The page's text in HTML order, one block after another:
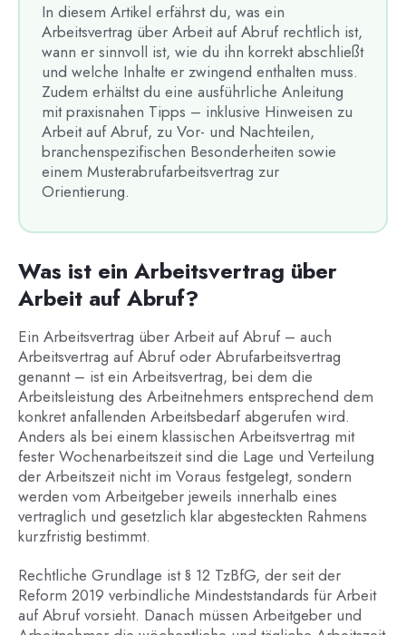
In diesem Artikel erfährst du, was ein
Arbeitsvertrag über Arbeit auf Abruf rechtlich ist,
wann er sinnvoll ist, wie du ihn korrekt abschließt
und welche Inhalte er zwingend enthalten muss.
Zudem erhältst du eine ausführliche Anleitung
mit praxisnahen Tipps – inklusive Hinweisen zu
Arbeit auf Abruf, zu Vor- und Nachteilen,
branchenspezifischen Besonderheiten sowie
einem Musterabrufarbeitsvertrag zur
Orientierung.
Was ist ein Arbeitsvertrag über
Arbeit auf Abruf?
Ein Arbeitsvertrag über Arbeit auf Abruf – auch
Arbeitsvertrag auf Abruf oder Abrufarbeitsvertrag
genannt – ist ein Arbeitsvertrag, bei dem die
Arbeitsleistung des Arbeitnehmers entsprechend dem
konkret anfallenden Arbeitsbedarf abgerufen wird.
Anders als bei einem klassischen Arbeitsvertrag mit
fester Wochenarbeitszeit sind die Lage und Verteilung
der Arbeitszeit nicht im Voraus festgelegt, sondern
werden vom Arbeitgeber jeweils innerhalb eines
vertraglich und gesetzlich klar abgesteckten Rahmens
kurzfristig bestimmt.
Rechtliche Grundlage ist § 12 TzBfG, der seit der
Reform 2019 verbindliche Mindeststandards für Arbeit
auf Abruf vorsieht. Danach müssen Arbeitgeber und